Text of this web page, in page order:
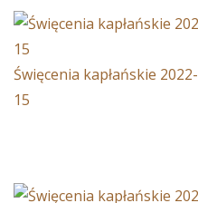
Święcenia kapłańskie 2022-
15